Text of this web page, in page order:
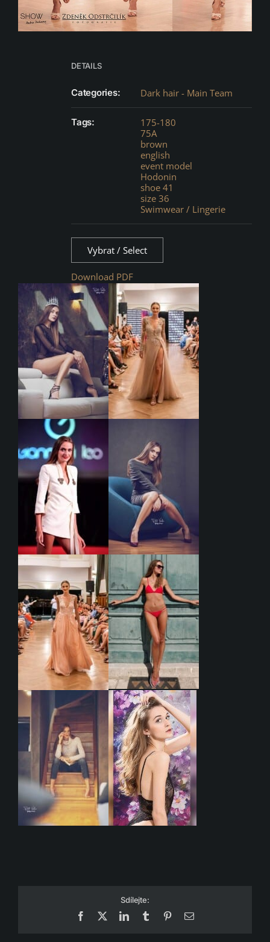
DETAILS
Categories: Dark hair - Main Team
Tags:
175-180
75A
brown
english
event model
Hodonin
shoe 41
size 36
Swimwear / Lingerie
Vybrat / Select
Download PDF
Sdílejte:
Facebook
LinkedInTumblr PinterestEmail